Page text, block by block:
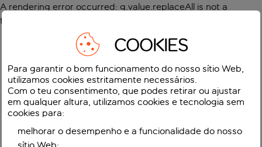
A rendering error occurred: g.value.replaceAll is not a
function
COOKIES
Para garantir o bom funcionamento do nosso sítio Web,
utilizamos cookies estritamente necessários.
Com o teu consentimento, que podes retirar ou ajustar
em qualquer altura, utilizamos cookies e tecnologia sem
cookies para:
melhorar o desempenho e a funcionalidade do nosso